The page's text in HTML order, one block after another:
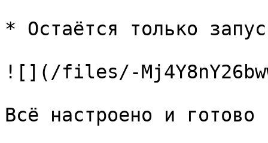
* Остаётся только
![](/files/-
Всё настроено и